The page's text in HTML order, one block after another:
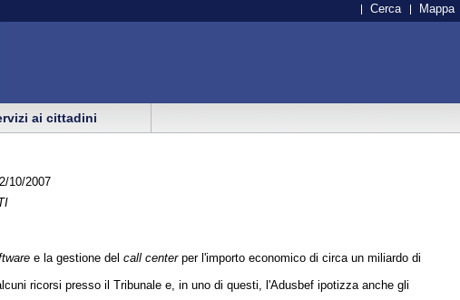
Cerca Mappa
ai cittadini
10/2007
e la gestione del call centerper l'importo economico di circa un miliardo di
ricorsi presso il Tribunale e, in uno di questi, l'Adusbef ipotizza anche gli